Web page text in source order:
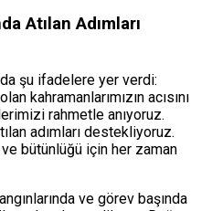
Atılan Adımları
şu ifadelere yer verdi:
kahramanlarımızın acısını
rahmetle anıyoruz.
adımları destekliyoruz.
bütünlüğü için her zaman
ve görev başında